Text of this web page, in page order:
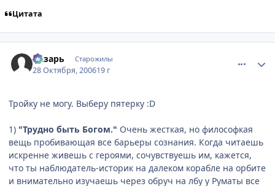
Цитата
Лазарь Старожилы
28 Октября, 200619 г
Тройку не могу. Выберу пятерку :D
1) "Трудно быть Богом." Очень жесткая, но философкая
вещь пробивающая все барьеры сознания. Когда читаешь
искренне живешь с героями, сочувствуешь им, кажется,
что ты наблюдатель-историк на далеком корабле на орбите
и внимательно изучаешь через обруч на лбу у Руматы все